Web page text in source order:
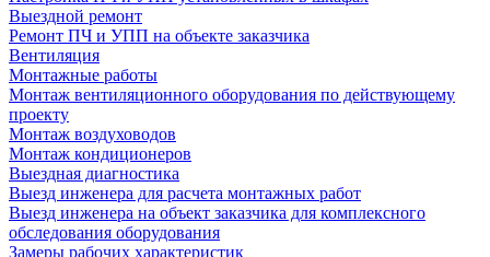
Выездной ремонт
Ремонт ПЧ и УПП на объекте заказчика
Вентиляция
Монтажные работы
Монтаж вентиляционного оборудования по действующему
проекту
Монтаж воздуховодов
Монтаж кондиционеров
Выездная диагностика
Выезд инженера для расчета монтажных работ
Выезд инженера на объект заказчика для комплексного
обследования оборудования
Замеры рабочих характеристик